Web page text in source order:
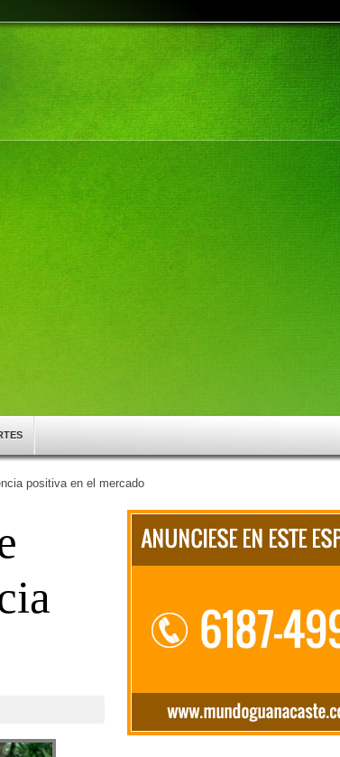
positiva en el mercado